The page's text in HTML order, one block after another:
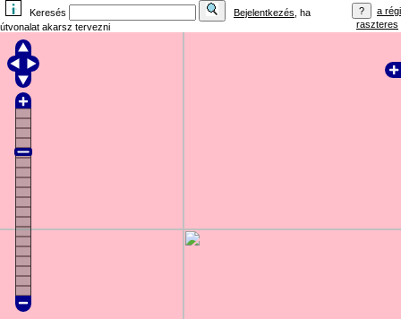
Keresés Bejelentkezés , ha
útvonalat akarsz tervezni
a régi
raszteres